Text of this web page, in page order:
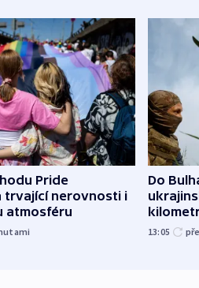
Pride
trvající nerovnosti i
atmosféru
Do
13:05